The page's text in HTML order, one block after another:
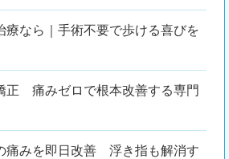
療なら｜手術不要で歩ける喜びを
正 痛みゼロで根本改善する専門
痛みを即日改善 浮き指も解消す